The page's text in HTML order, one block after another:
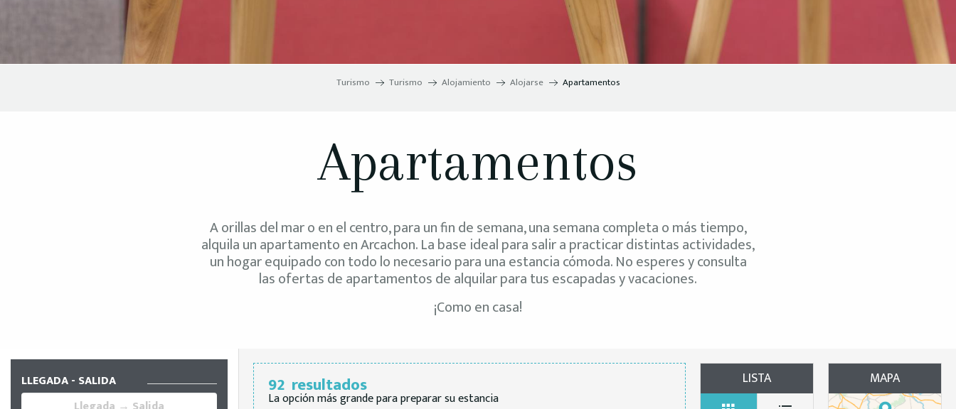
Turismo Turismo Alojamiento Alojarse Apartamentos
Apartamentos
A orillas del mar o en el centro, para un fin de semana, una semana completa o más tiempo,
alquila un apartamento en Arcachon. La base ideal para salir a practicar distintas actividades,
un hogar equipado con todo lo necesario para una estancia cómoda. No esperes y consulta
las ofertas de apartamentos de alquilar para tus escapadas y vacaciones.
¡Como en casa!
LLEGADA - SALIDA 92 resultados
La opción más grande para preparar su estancia
LISTA MAPA